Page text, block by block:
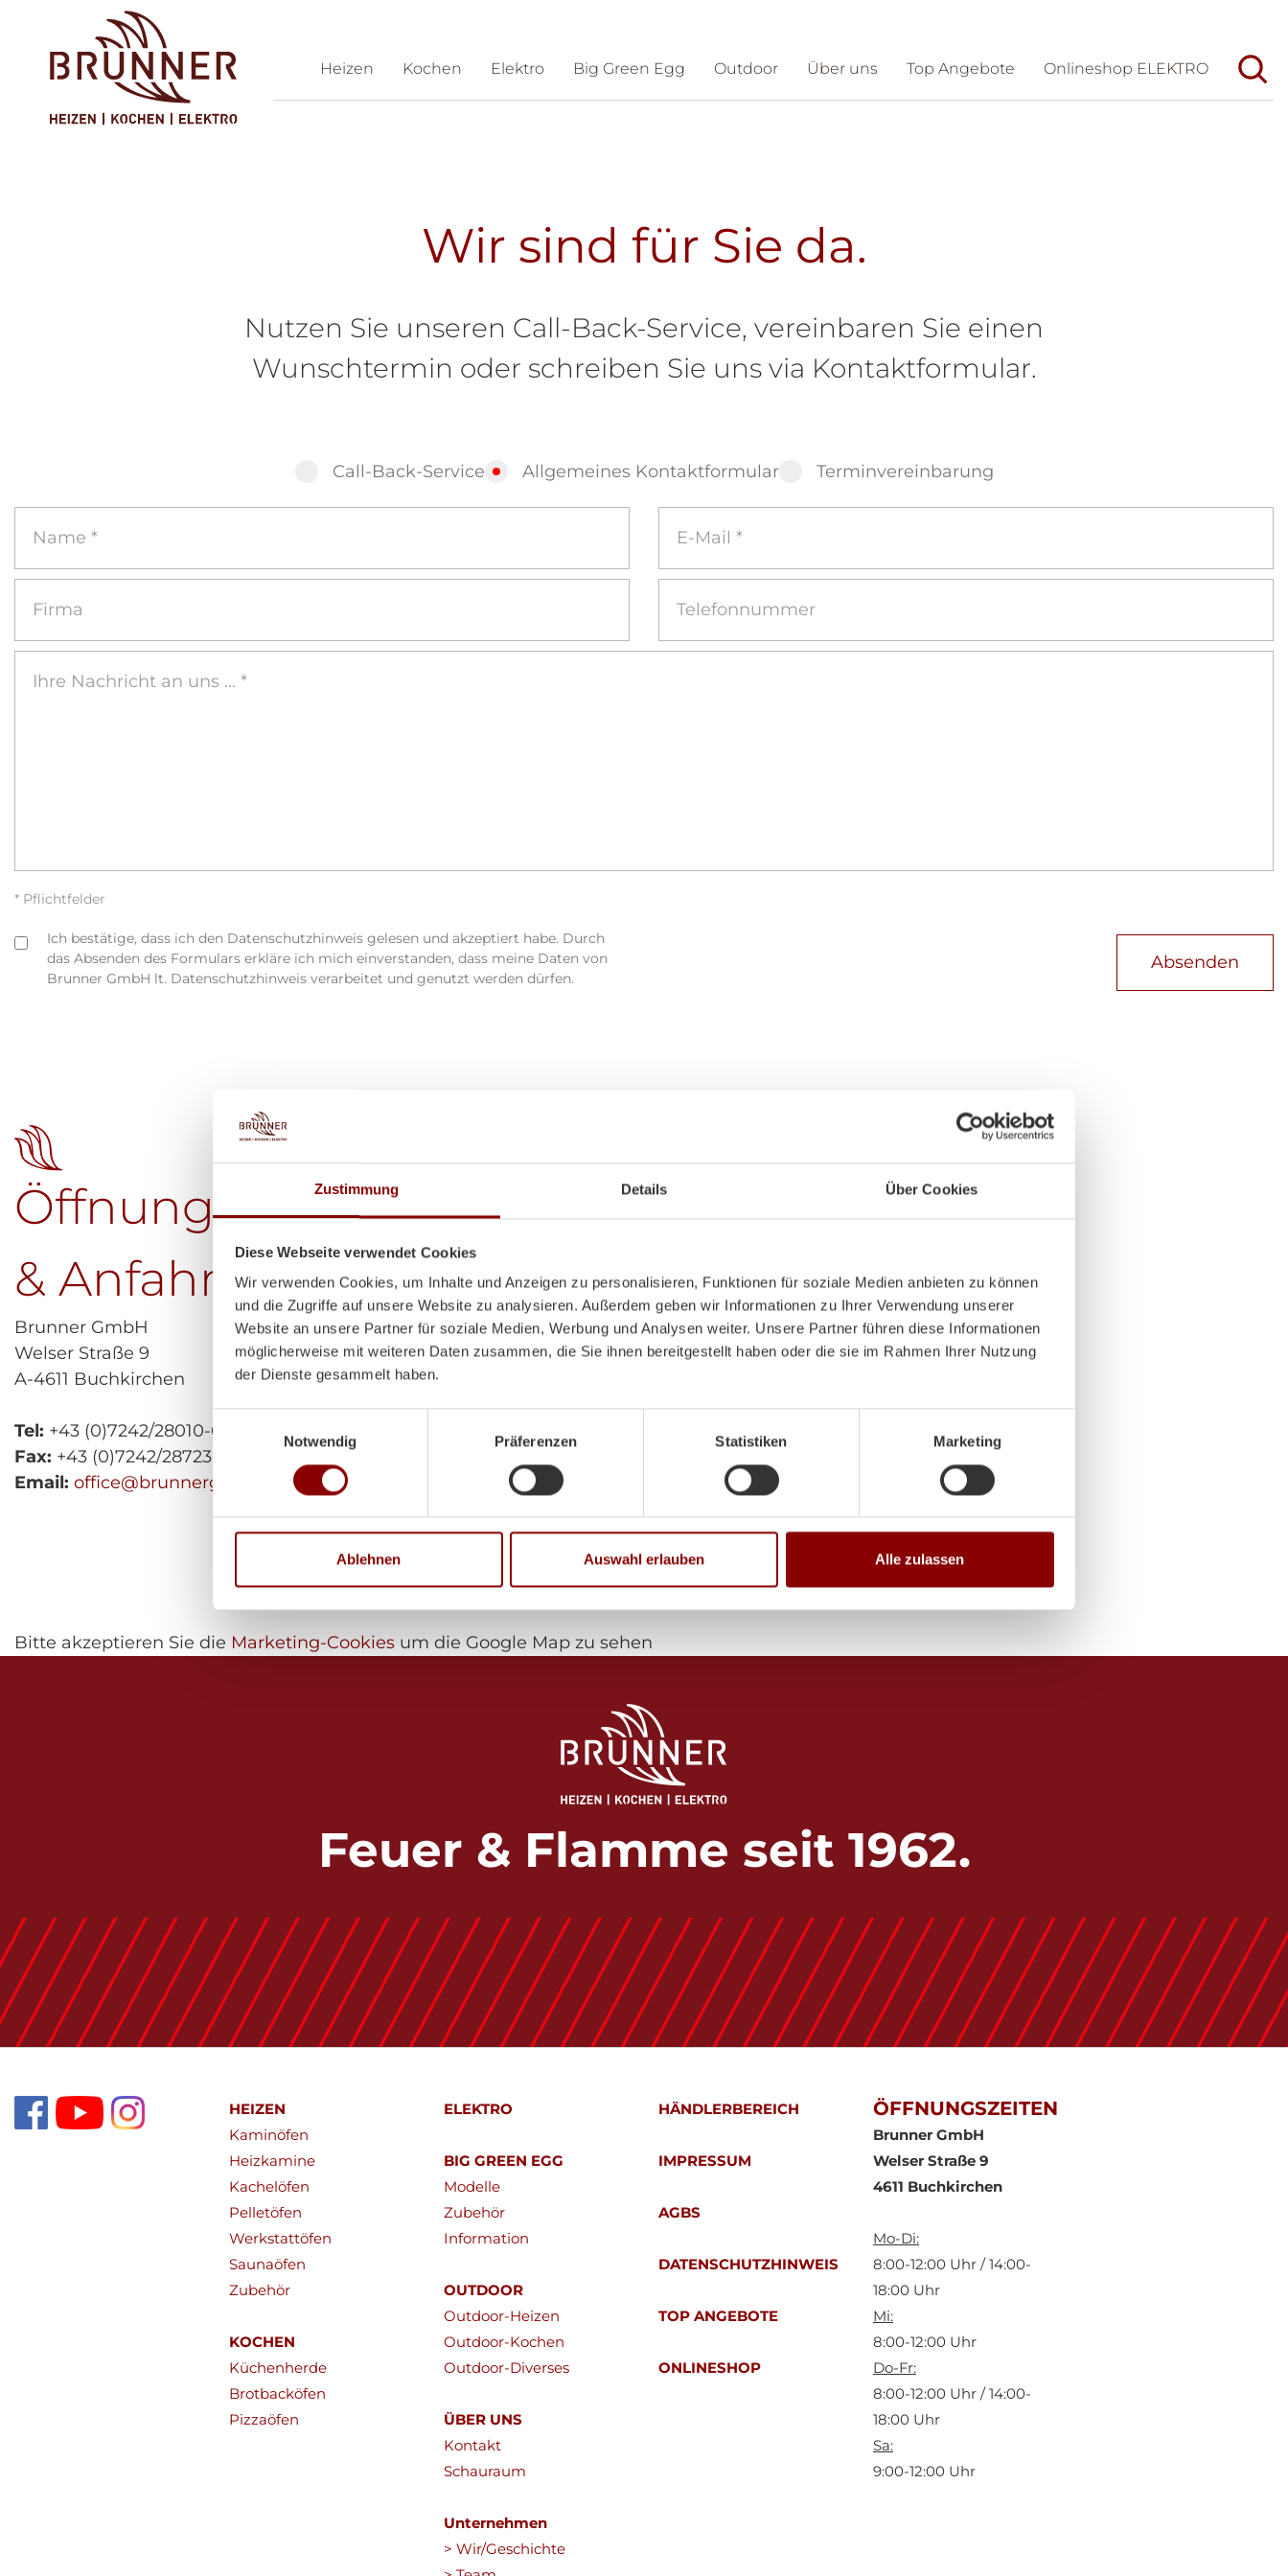
Zustimmung Details Über Cookies
Diese Webseite verwendet Cookies
Wir verwenden Cookies, um Inhalte und Anzeigen zu personalisieren, Funktionen für soziale Medien anbieten zu können
und die Zugriffe auf unsere Website zu analysieren. Außerdem geben wir Informationen zu Ihrer Verwendung unserer
Website an unsere Partner für soziale Medien, Werbung und Analysen weiter. Unsere Partner führen diese Informationen
möglicherweise mit weiteren Daten zusammen, die Sie ihnen bereitgestellt haben oder die sie im Rahmen Ihrer Nutzung
der Dienste gesammelt haben.
Notwendig
Präferenzen Statistiken Marketing
Ablehnen Auswahl erlauben Alle zulassen
Heizen Kochen Elektro Big Green Egg Outdoor Über uns Top Angebote Onlineshop ELEKTRO
Wir sind für Sie da.
Nutzen Sie unseren Call-Back-Service, vereinbaren Sie einen
Wunschtermin oder schreiben Sie uns via Kontaktformular.
Call-Back-Service Allgemeines Kontaktformular Terminvereinbarung
* Pflichtfelder
Ich bestätige, dass ich den Datenschutzhinweis gelesen und akzeptiert habe. Durch
das Absenden des Formulars erkläre ich mich einverstanden, dass meine Daten von
Brunner GmbH lt. Datenschutzhinweis verarbeitet und genutzt werden dürfen.
Absenden
Öffnungszeiten
& Anfahrt
Brunner GmbH
Welser Straße 9
A-4611 Buchkirchen
Tel: +43 (0)7242/28010-0
Fax: +43 (0)7242/28723
Email: office@brunnergmbh.at
Mo-Di:8:00-12:00 Uhr / 14:00-18:00 Uhr
8:00-12:00 Uhr / 14:00-18:00 Uhr
9:00 - 12:00 Uhr
Bitte akzeptieren Sie die Marketing-Cookies um die Google Map zu sehen
Feuer & Flamme seit 1962.
HEIZEN
Kaminöfen
Heizkamine
Kachelöfen
Pelletöfen
Werkstattöfen
Saunaöfen
Zubehör
KOCHEN
Küchenherde
Brotbacköfen
Pizzaöfen
ELEKTRO
BIG GREEN EGG
Modelle
Zubehör
Information
OUTDOOR
Outdoor-Heizen
Outdoor-Kochen
Outdoor-Diverses
ÜBER UNS
Kontakt
Schauraum
Unternehmen
> Wir/Geschichte
HÄNDLERBEREICH
IMPRESSUM
AGBS
DATENSCHUTZHINWEIS
TOP ANGEBOTE
ONLINESHOP
ÖFFNUNGSZEITEN
Brunner GmbH
Welser Straße 9
4611 Buchkirchen
Mo-Di:
8:00-12:00 Uhr / 14:00-
18:00 Uhr
Mi:
8:00-12:00 Uhr
Do-Fr:
8:00-12:00 Uhr / 14:00-
18:00 Uhr
Sa:
9:00-12:00 Uhr